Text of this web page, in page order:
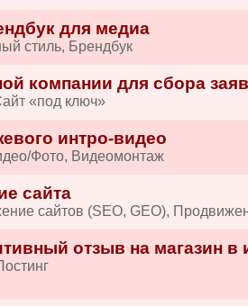
для медиа
стиль, Брендбук
компании для сбора
«под ключ»
интро-видео
Фото, Видеомонтаж
сайта
сайтов (SEO, GEO),
отзыв на магазин в